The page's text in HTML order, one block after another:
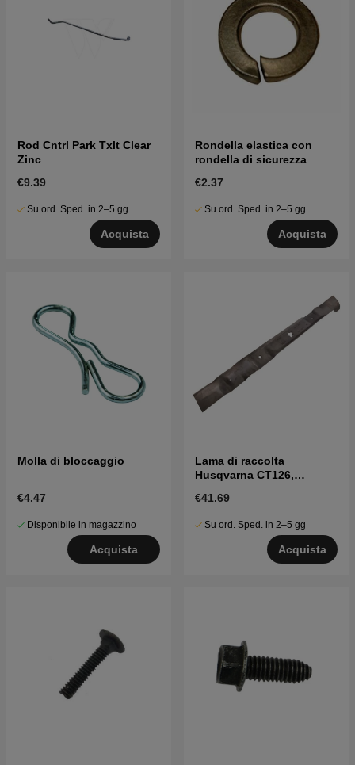
Rod Cntrl Park Txlt Clear
Zinc
€9.39
Su ord. Sped. in 2–5 gg
Acquista
Rondella elastica con
rondella di sicurezza
€2.37
Su ord. Sped. in 2–5 gg
Acquista
Molla di bloccaggio
€4.47
Disponibile in magazzino
Acquista
Lama di raccolta
Husqvarna CT126,
ecc
€41.69
Su ord. Sped. in 2–5 gg
Acquista